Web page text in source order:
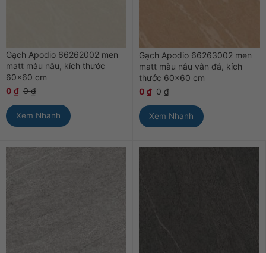
Gạch Apodio 66262002 men
matt màu nâu, kích thước
60×60 cm
0 ₫ 0₫
Xem Nhanh
Gạch Apodio 66263002 men
matt màu nâu vân đá, kích
thước 60×60 cm
0 ₫ 0₫
Xem Nhanh